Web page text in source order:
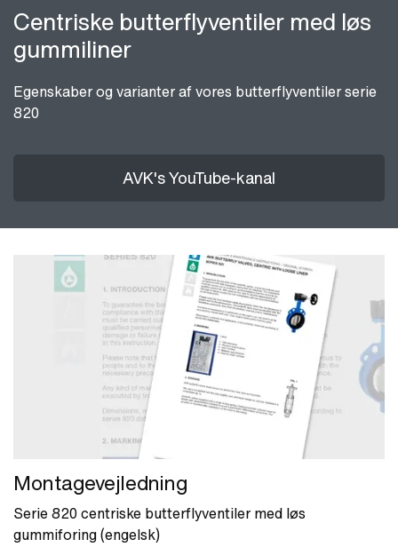
Centriske butterflyventiler med løs
gummiliner
Egenskaber og varianter af vores butterflyventiler serie
820
AVK's YouTube-kanal
Montagevejledning
Serie 820 centriske butterflyventiler med løs
gummiforing (engelsk)